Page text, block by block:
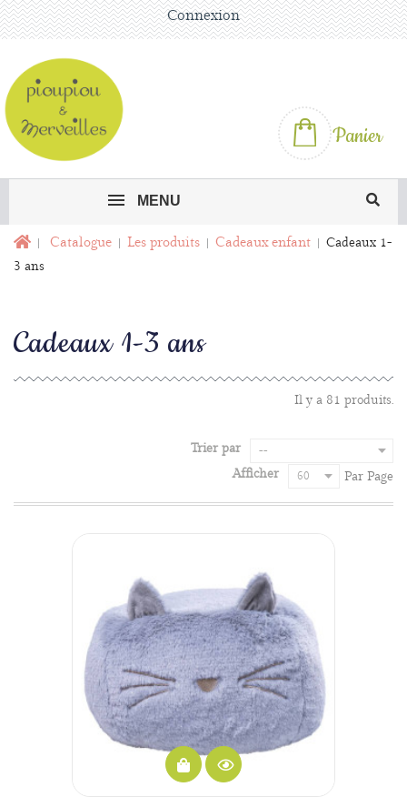
Connexion
Panier
MENU
Catalogue Les produits Cadeaux enfant
Cadeaux 1-
3 ans
Cadeaux 1-3 ans
Il y a 81 produits.
Trier par --
Afficher 60 Par Page